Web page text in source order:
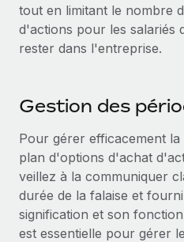
Connecter
Nouveau
Connectez n'importe quel
notre MCP
Rationalisez vos
SERVICES
Demandez aux experts
Recevez des conseils
l’international et la
Entreprise
Les RH à l’international
Partenaires
Devenir partenaire
Explorez avec nous vos
Remote Build
Bientôt
Conseil en intégrations et
Checklists et modèles
Descriptions de postes
Salle de presse
Données sur les salaires
Centre de ressources
日本語
한국어
中文（简体）
tout en limitant le nombre
d'actions pour les salariés
rester dans l'entreprise.
Gestion des
Pour gérer efficacement
plan d'options d'achat
veillez à la communiquer
durée de la falaise et
signification et son
est essentielle pour gérer